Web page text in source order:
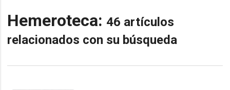
Hemeroteca:46 artículos
relacionados con su búsqueda